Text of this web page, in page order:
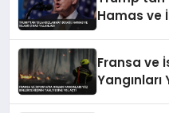
Hamas ve
Fransa ve
Yangınları